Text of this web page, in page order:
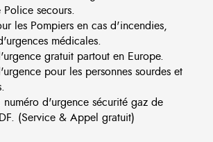
secours.
les Pompiers en cas d'incendies,
médicales.
gratuit partout en Europe.
pour les personnes sourdes et
d'urgence sécurité gaz de
(Service & Appel gratuit)